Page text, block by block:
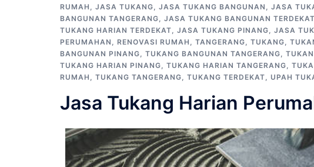
RUMAH , JASA TUKANG, JASA TUKANG BANGUNAN , JASA
BANGUNAN TANGERANG, JASA TUKANG BANGUNAN TERDEKAT
TUKANG HARIAN TERDEKAT, JASA TUKANG PINANG, JASA
PERUMAHAN , RENOVASI RUMAH , TANGERANG, TUKANG,
BANGUNAN PINANG, TUKANG BANGUNAN TANGERANG,
TUKANG HARIAN PINANG, TUKANG HARIAN TANGERANG,
RUMAH , TUKANG TANGERANG, TUKANG TERDEKAT, UPAH
Jasa Tukang Harian